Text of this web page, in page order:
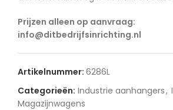
Prijzen alleen op aanvraag:
info@ditbedrijfsinrichting.nl
Artikelnummer: 6286L
Categorieën: Industrie aanhangers,
Magazijnwagens